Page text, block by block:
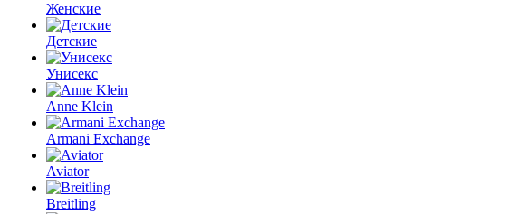
Женские
Детские
Унисекс
Anne Klein
Armani Exchange
Aviator
Breitling